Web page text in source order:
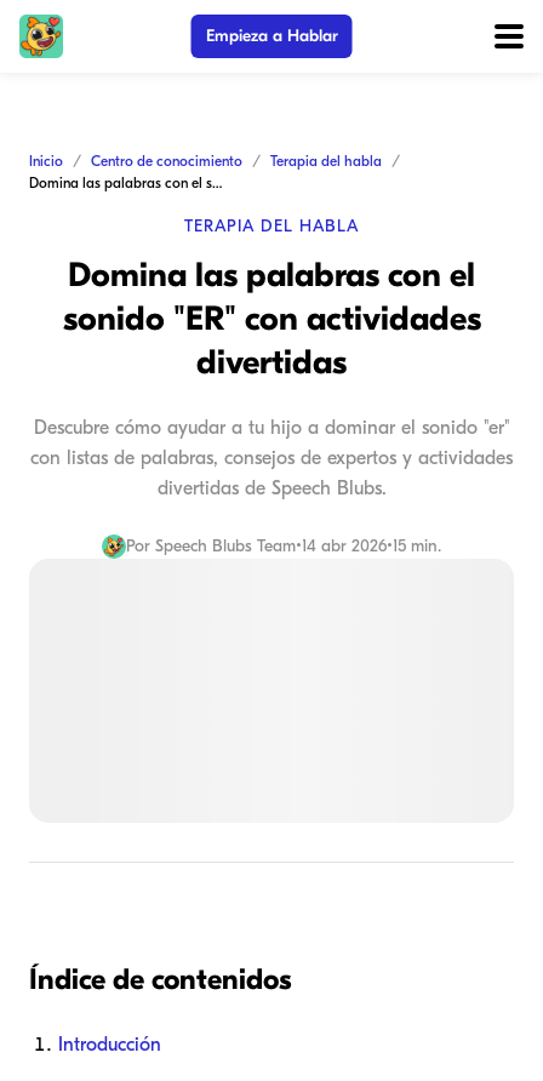
Empieza a Hablar
Inicio Centro de conocimiento
Terapia del habla
Domina las palabras con el sonido "ER" con actividades divertidas
TERAPIA DEL HABLA
Domina las palabras con el
sonido "ER" con actividades
divertidas
Descubre cómo ayudar a tu hijo a dominar el sonido "er"
con listas de palabras, consejos de expertos y actividades
divertidas de Speech Blubs.
Por Speech Blubs Team•14 abr 2026•15 min.
Índice de contenidos
Introducción